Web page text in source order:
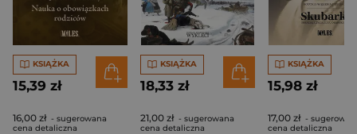
KSIĄŻKA
15,39 zł
16,00 zł - sugerowana
cena detaliczna
KSIĄŻKA
18,33 zł
21,00 zł - sugerowana
cena detaliczna
KSIĄŻKA
15,98 zł
17,00 zł -
cena detaliczna